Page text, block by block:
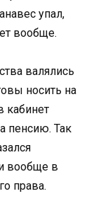
упал,
вообще.
валялись
носить на
кабинет
пенсию. Так
вообще в
права.